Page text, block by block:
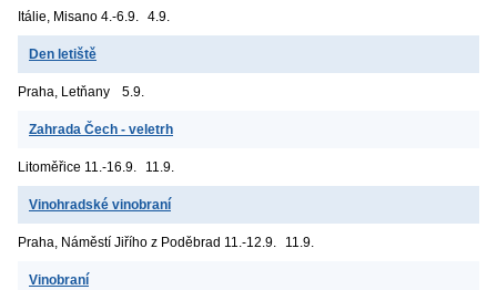
Itálie, Misano 4.-6.9. 4.9.
Den letiště
Praha, Letňany 5.9.
Zahrada Čech - veletrh
Litoměřice 11.-16.9. 11.9.
Vinohradské vinobraní
Praha, Náměstí Jiřího z Poděbrad 11.-12.9. 11.9.
Vinobraní